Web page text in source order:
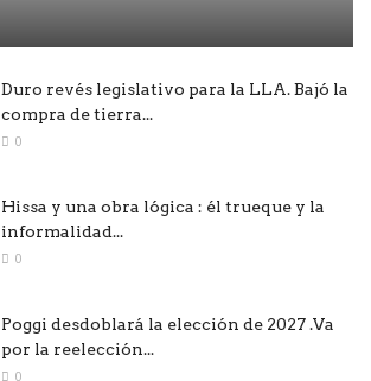
Duro revés legislativo para la LLA. Bajó la
compra de tierra...
0
Hissa y una obra lógica : él trueque y la
informalidad...
0
Poggi desdoblará la elección de 2027 .Va
por la reelección...
0